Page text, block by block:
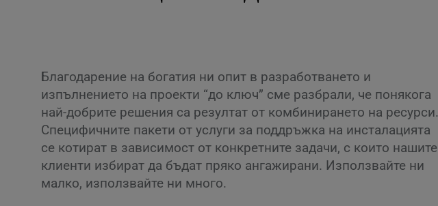
Благодарение на богатия ни опит в разработването и
изпълнението на проекти “до ключ” сме разбрали, че понякога
най-добрите решения са резултат от комбинирането на ресурси.
Специфичните пакети от услуги за поддръжка на инсталацията
се котират в зависимост от конкретните задачи, с които нашите
клиенти избират да бъдат пряко ангажирани. Използвайте ни
малко, използвайте ни много.